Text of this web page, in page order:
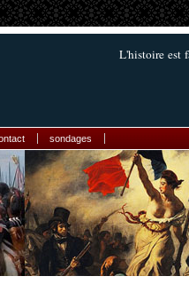
L'histoire est
sondages